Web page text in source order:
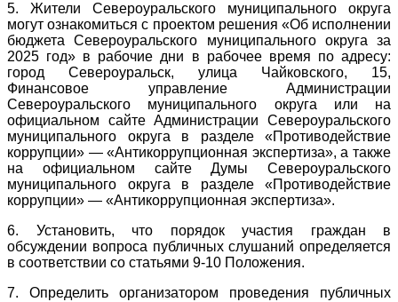
5. Жители Североуральского муниципального округа
могут ознакомиться с проектом решения «Об исполнении
бюджета Североуральского муниципального округа за
2025 год» в рабочие дни в рабочее время по адресу:
город Североуральск, улица Чайковского, 15,
Финансовое управление Администрации
Североуральского муниципального округа или на
официальном сайте Администрации Североуральского
муниципального округа в разделе «Противодействие
коррупции» — «Антикоррупционная экспертиза», а также
на официальном сайте Думы Североуральского
муниципального округа в разделе «Противодействие
коррупции» — «Антикоррупционная экспертиза».
6. Установить, что порядок участия граждан в
обсуждении вопроса публичных слушаний определяется
в соответствии со статьями 9-10 Положения.
7. Определить организатором проведения публичных